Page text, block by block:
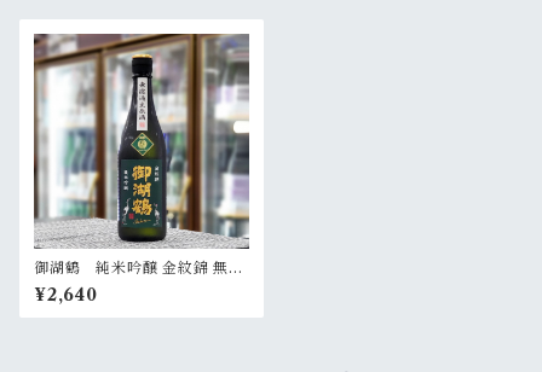
御湖鶴 純米吟醸 金紋錦 無濾
過生原酒 720ml
¥2,640